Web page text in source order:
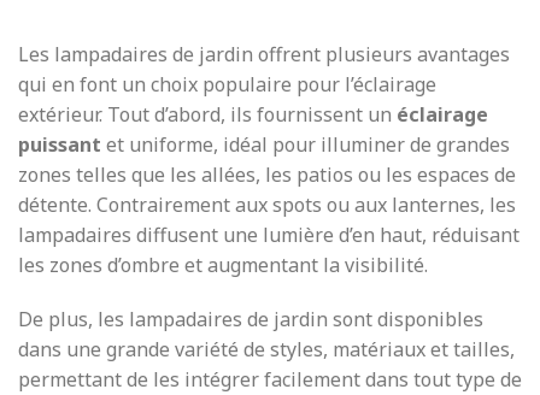
Les lampadaires de jardin offrent plusieurs avantages
qui en font un choix populaire pour l’éclairage
extérieur. Tout d’abord, ils fournissent un éclairage
puissant et uniforme, idéal pour illuminer de grandes
zones telles que les allées, les patios ou les espaces de
détente. Contrairement aux spots ou aux lanternes, les
lampadaires diffusent une lumière d’en haut, réduisant
les zones d’ombre et augmentant la visibilité.
De plus, les lampadaires de jardin sont disponibles
dans une grande variété de styles, matériaux et tailles,
permettant de les intégrer facilement dans tout type de